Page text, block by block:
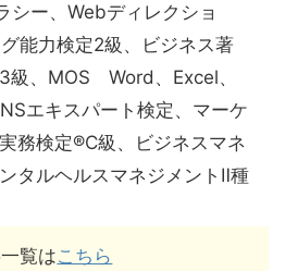
シー、Webディレクショ
能力検定2級、ビジネス著
級、MOS Word、Excel、
エキスパート検定、マーケ
務検定®C級、ビジネスマネ
タルヘルスマネジメントⅡ種
覧はこちら